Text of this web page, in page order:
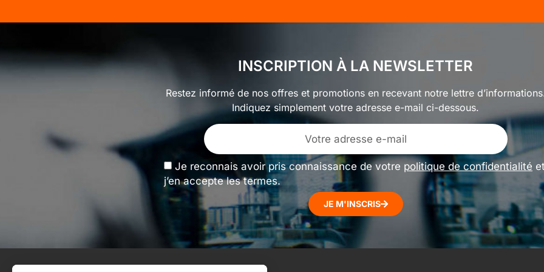
INSCRIPTION À LA NEWSLETTER
Restez informé de nos offres et promotions en recevant notre lettre
Indiquez simplement votre adresse e-mail ci-dessous.
Je reconnais avoir pris connaissance de votre politique de confidentialité
j’en accepte les termes.
JE M'INSCRIS